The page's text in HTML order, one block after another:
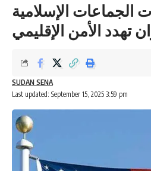
الجماعات الإسلامية
تهدد الأمن الإقليمي
Last updated: September 15, 2025 3:59 pm
SUDAN SENA